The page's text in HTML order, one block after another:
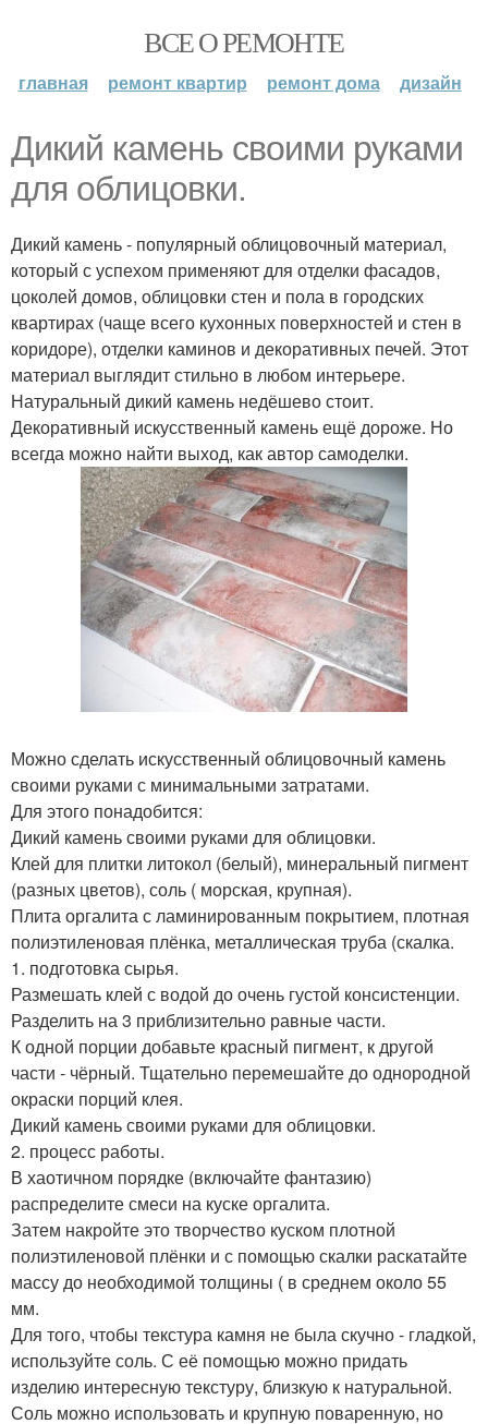
ВСЕ О РЕМОНТЕ
главная ремонт квартир ремонт дома дизайн
Дикий камень своими руками
для облицовки.
Дикий камень - популярный облицовочный материал,
который с успехом применяют для отделки фасадов,
цоколей домов, облицовки стен и пола в городских
квартирах (чаще всего кухонных поверхностей и стен в
коридоре), отделки каминов и декоративных печей. Этот
материал выглядит стильно в любом интерьере.
Натуральный дикий камень недёшево стоит.
Декоративный искусственный камень ещё дороже. Но
всегда можно найти выход, как автор самоделки.
Можно сделать искусственный облицовочный камень
своими руками с минимальными затратами.
Для этого понадобится:
Дикий камень своими руками для облицовки.
Клей для плитки литокол (белый), минеральный пигмент
(разных цветов), соль ( морская, крупная).
Плита оргалита с ламинированным покрытием, плотная
полиэтиленовая плёнка, металлическая труба (скалка.
1. подготовка сырья.
Размешать клей с водой до очень густой консистенции.
Разделить на 3 приблизительно равные части.
К одной порции добавьте красный пигмент, к другой
части - чёрный. Тщательно перемешайте до однородной
окраски порций клея.
Дикий камень своими руками для облицовки.
2. процесс работы.
В хаотичном порядке (включайте фантазию)
распределите смеси на куске оргалита.
Затем накройте это творчество куском плотной
полиэтиленовой плёнки и с помощью скалки раскатайте
массу до необходимой толщины ( в среднем около 55
мм.
Для того, чтобы текстура камня не была скучно - гладкой,
используйте соль. С её помощью можно придать
изделию интересную текстуру, близкую к натуральной.
Соль можно использовать и крупную поваренную, но